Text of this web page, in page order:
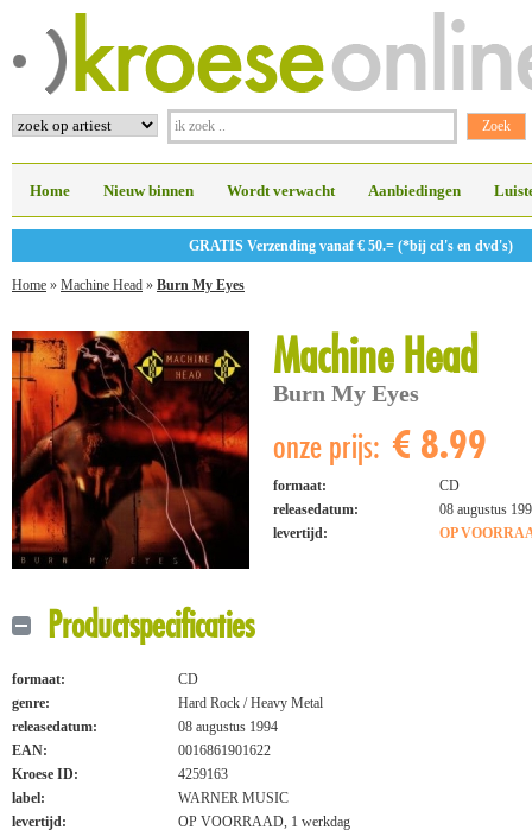
Home Nieuw binnen Wordt verwacht Aanbiedingen
GRATIS Verzending vanaf € 50.= (*bij cd's en dvd's)
Home » Machine Head » Burn My Eyes
Machine Head
Burn My Eyes
onze prijs: € 8.99
formaat:
CD
releasedatum:
08 augustus
levertijd:
OP
Productspecificaties
formaat:
CD
genre:
Hard Rock / Heavy Metal
releasedatum:
08 augustus 1994
EAN:
0016861901622
Kroese ID:
4259163
label:
WARNER MUSIC
levertijd:
OP VOORRAAD, 1 werkdag